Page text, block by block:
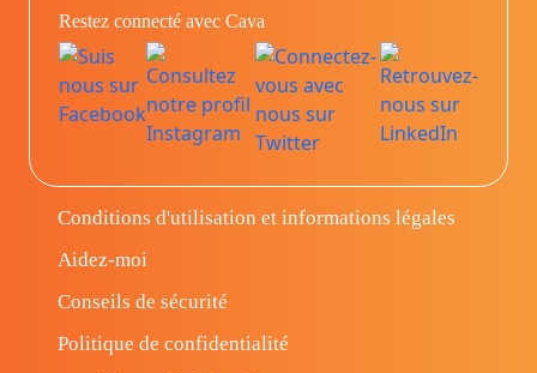
Restez connecté avec Cava
Conditions d'utilisation et informations légales
Aidez-moi
Conseils de sécurité
Politique de confidentialité